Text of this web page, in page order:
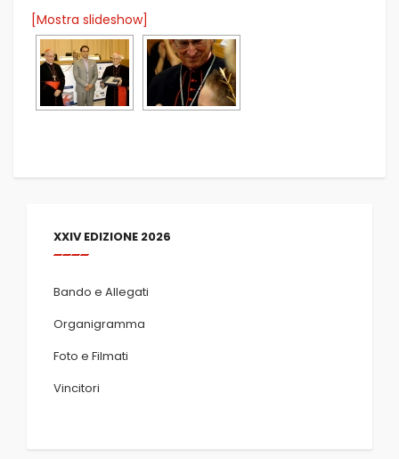
[Mostra slideshow]
XXIV EDIZIONE 2026
Bando e Allegati
Organigramma
Foto e Filmati
Vincitori